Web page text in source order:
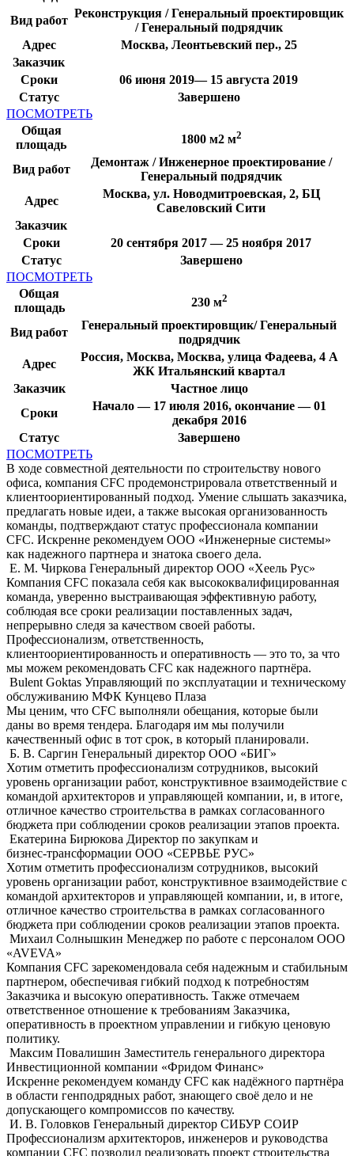
Вид работ
Реконструкция / Генеральный проектировщик
/ Генеральный подрядчик
Адрес
Москва, Леонтьевский пер., 25
Заказчик
Сроки
06 июня 2019— 15 августа 2019
Статус
Завершено
ПОСМОТРЕТЬ
Общая
площадь
1800 м2 м2
Вид работ
Демонтаж / Инженерное проектирование /
Генеральный подрядчик
Адрес
Москва, ул. Новодмитроевская, 2, БЦ
Савеловский Сити
Заказчик
Сроки
20 сентября 2017 — 25 ноября 2017
Статус
Завершено
ПОСМОТРЕТЬ
Общая
площадь
230 м2
Вид работ
Генеральный проектировщик/ Генеральный
подрядчик
Адрес
Россия, Москва, Москва, улица Фадеева, 4 А
ЖК Итальянский квартал
Заказчик
Частное лицо
Сроки
Начало — 17 июля 2016, окончание — 01
декабря 2016
Статус
Завершено
ПОСМОТРЕТЬ
В ходе совместной деятельности по строительству нового
офиса, компания CFC продемонстрировала ответственный и
клиентоориентированный подход. Умение слышать заказчика,
предлагать новые идеи, а также высокая организованность
команды, подтверждают статус профессионала компании
CFC. Искренне рекомендуем ООО «Инженерные системы»
как надежного партнера и знатока своего дела.
Е. М. Чиркова Генеральный директор ООО «Хеель Рус»
Компания CFC показала себя как высококвалифицированная
команда, уверенно выстраивающая эффективную работу,
соблюдая все сроки реализации поставленных задач,
непрерывно следя за качеством своей работы.
Профессионализм, ответственность,
клиентоориентированность и оперативность — это то, за что
мы можем рекомендовать CFC как надежного партнёра.
Bulent Goktas Управляющий по эксплуатации и техническому
обслуживанию МФК Кунцево Плаза
Мы ценим, что CFC выполняли обещания, которые были
даны во время тендера. Благодаря им мы получили
качественный офис в тот срок, в который планировали.
Б. В. Саргин Генеральный директор OOO «БИГ»
Хотим отметить профессионализм сотрудников, высокий
уровень организации работ, конструктивное взаимодействие с
командой архитекторов и управляющей компании, и, в итоге,
отличное качество строительства в рамках согласованного
бюджета при соблюдении сроков реализации этапов проекта.
Екатерина Бирюкова Директор по закупкам и
бизнес-трансформации ООО «СЕРВЬЕ РУС»
Хотим отметить профессионализм сотрудников, высокий
уровень организации работ, конструктивное взаимодействие с
командой архитекторов и управляющей компании, и, в итоге,
отличное качество строительства в рамках согласованного
бюджета при соблюдении сроков реализации этапов проекта.
Михаил Солнышкин Менеджер по работе с персоналом ООО
«AVEVA»
Компания CFC зарекомендовала себя надежным и стабильным
партнером, обеспечивая гибкий подход к потребностям
Заказчика и высокую оперативность. Также отмечаем
ответственное отношение к требованиям Заказчика,
оперативность в проектном управлении и гибкую ценовую
политику.
Максим Повалишин Заместитель генерального директора
Инвестиционной компании «Фридом Финанс»
Искренне рекомендуем команду CFC как надёжного партнёра
в области генподрядных работ, знающего своё дело и не
допускающего компромиссов по качеству.
И. В. Головков Генеральный директор СИБУР СОИР
Профессионализм архитекторов, инженеров и руководства
компании CFC позволил реализовать проект строительства